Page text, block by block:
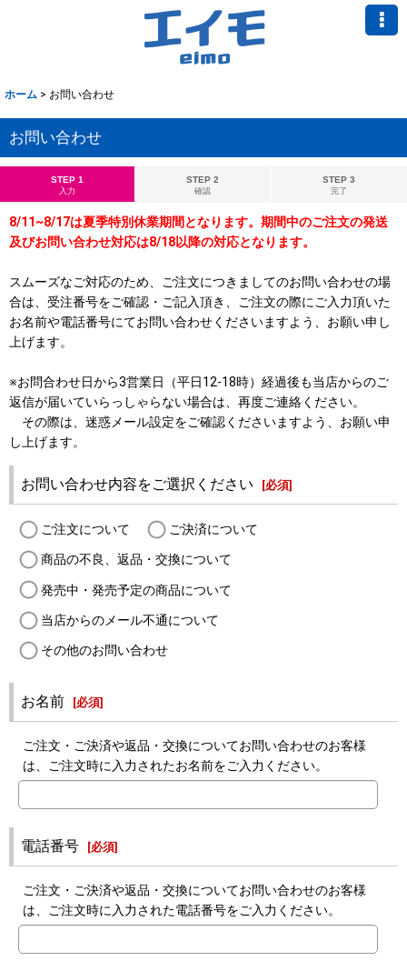
ホーム > お問い合わせ
お問い合わせ
STEP 1
入力
STEP 2
確認
STEP 3
完了
8/11~8/17は夏季特別休業期間となります。期間中のご注文の発送
及びお問い合わせ対応は8/18以降の対応となります。
スムーズなご対応のため、ご注文につきましてのお問い合わせの場
合は、受注番号をご確認・ご記入頂き、ご注文の際にご入力頂いた
お名前や電話番号にてお問い合わせくださいますよう、お願い申し
上げます。
※お問合わせ日から3営業日（平日12-18時）経過後も当店からのご
返信が届いていらっしゃらない場合は、再度ご連絡ください。
その際は、迷惑メール設定をご確認くださいますよう、お願い申
し上げます。
お問い合わせ内容をご選択ください [必須]
ご注文について ご決済について
商品の不良、返品・交換について
発売中・発売予定の商品について
当店からのメール不通について
その他のお問い合わせ
お名前 [必須]
ご注文・ご決済や返品・交換についてお問い合わせのお客様
は、ご注文時に入力されたお名前をご入力ください。
電話番号 [必須]
ご注文・ご決済や返品・交換についてお問い合わせのお客様
は、ご注文時に入力された電話番号をご入力ください。